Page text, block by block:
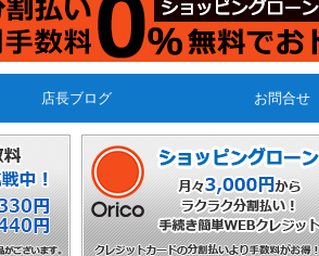
店長ブログ お問合せ